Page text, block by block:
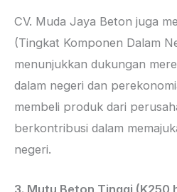
CV. Muda Jaya Beton juga
(Tingkat Komponen Dalam
menunjukkan dukungan
dalam negeri dan
membeli produk dari
berkontribusi dalam
negeri.